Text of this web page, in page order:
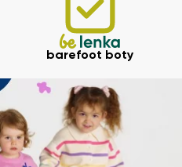
barefoot boty
Varianta